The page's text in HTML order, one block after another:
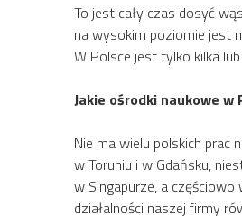
To jest cały czas dosyć
na wysokim poziomie jest
W Polsce jest tylko kilka
Jakie ośrodki naukowe
Nie ma wielu polskich
w Toruniu i w Gdańsku,
w Singapurze, a
działalności naszej firmy